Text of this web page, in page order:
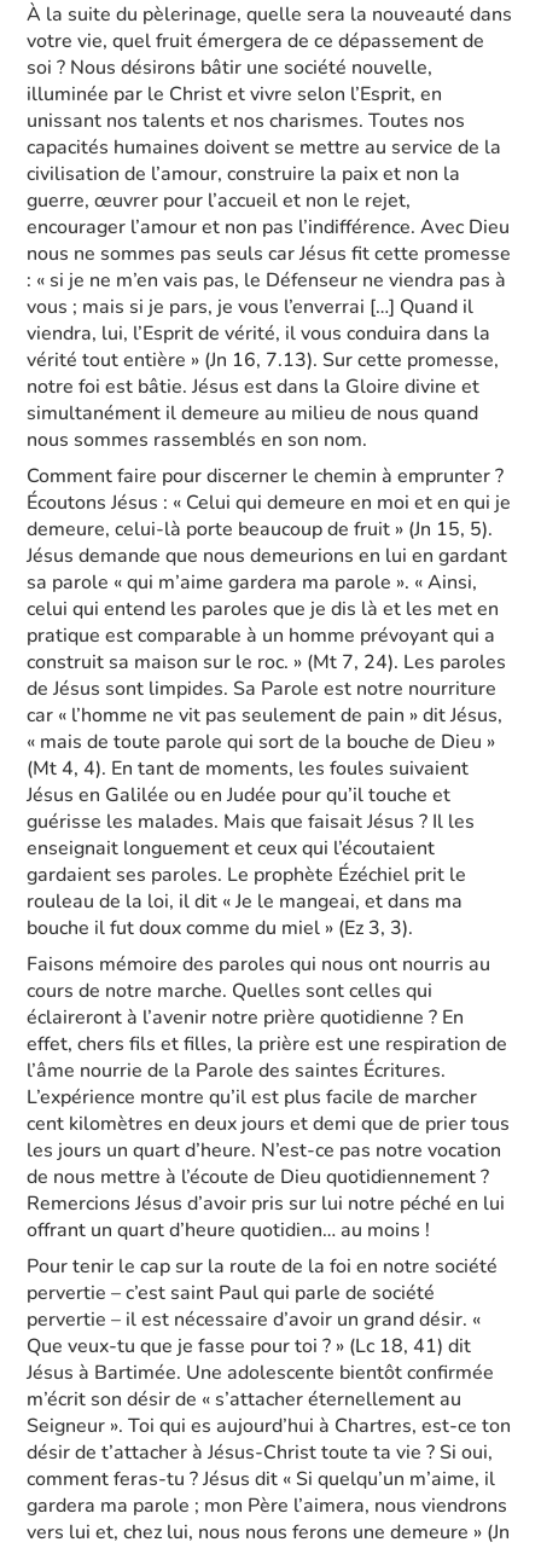
À la suite du pèlerinage, quelle sera la nouveauté dans
votre vie, quel fruit émergera de ce dépassement de
soi ? Nous désirons bâtir une société nouvelle,
illuminée par le Christ et vivre selon l’Esprit, en
unissant nos talents et nos charismes. Toutes nos
capacités humaines doivent se mettre au service de la
civilisation de l’amour, construire la paix et non la
guerre, œuvrer pour l’accueil et non le rejet,
encourager l’amour et non pas l’indifférence. Avec Dieu
nous ne sommes pas seuls car Jésus fit cette promesse
: « si je ne m’en vais pas, le Défenseur ne viendra pas à
vous ; mais si je pars, je vous l’enverrai […] Quand il
viendra, lui, l’Esprit de vérité, il vous conduira dans la
vérité tout entière » (Jn 16, 7.13). Sur cette promesse,
notre foi est bâtie. Jésus est dans la Gloire divine et
simultanément il demeure au milieu de nous quand
nous sommes rassemblés en son nom.
Comment faire pour discerner le chemin à emprunter ?
Écoutons Jésus : « Celui qui demeure en moi et en qui je
demeure, celui-là porte beaucoup de fruit » (Jn 15, 5).
Jésus demande que nous demeurions en lui en gardant
sa parole « qui m’aime gardera ma parole ». « Ainsi,
celui qui entend les paroles que je dis là et les met en
pratique est comparable à un homme prévoyant qui a
construit sa maison sur le roc. » (Mt 7, 24). Les paroles
de Jésus sont limpides. Sa Parole est notre nourriture
car « l’homme ne vit pas seulement de pain » dit Jésus,
« mais de toute parole qui sort de la bouche de Dieu »
(Mt 4, 4). En tant de moments, les foules suivaient
Jésus en Galilée ou en Judée pour qu’il touche et
guérisse les malades. Mais que faisait Jésus ? Il les
enseignait longuement et ceux qui l’écoutaient
gardaient ses paroles. Le prophète Ézéchiel prit le
rouleau de la loi, il dit « Je le mangeai, et dans ma
bouche il fut doux comme du miel » (Ez 3, 3).
Faisons mémoire des paroles qui nous ont nourris au
cours de notre marche. Quelles sont celles qui
éclaireront à l’avenir notre prière quotidienne ? En
effet, chers fils et filles, la prière est une respiration de
l’âme nourrie de la Parole des saintes Écritures.
L’expérience montre qu’il est plus facile de marcher
cent kilomètres en deux jours et demi que de prier tous
les jours un quart d’heure. N’est-ce pas notre vocation
de nous mettre à l’écoute de Dieu quotidiennement ?
Remercions Jésus d’avoir pris sur lui notre péché en lui
offrant un quart d’heure quotidien… au moins !
Pour tenir le cap sur la route de la foi en notre société
pervertie – c’est saint Paul qui parle de société
pervertie – il est nécessaire d’avoir un grand désir. «
Que veux-tu que je fasse pour toi ? » (Lc 18, 41) dit
Jésus à Bartimée. Une adolescente bientôt confirmée
m’écrit son désir de « s’attacher éternellement au
Seigneur ». Toi qui es aujourd’hui à Chartres, est-ce ton
désir de t’attacher à Jésus-Christ toute ta vie ? Si oui,
comment feras-tu ? Jésus dit « Si quelqu’un m’aime, il
gardera ma parole ; mon Père l’aimera, nous viendrons
vers lui et, chez lui, nous nous ferons une demeure » (Jn